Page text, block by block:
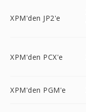
XPM'den JP2'e
XPM'den PCX'e
XPM'den PGM'e